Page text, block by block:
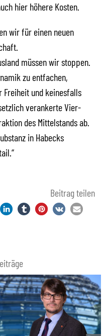
hier höhere Kosten.
wir für einen neuen
müssen wir stoppen.
zu entfachen,
Freiheit und keinesfalls
verankerte Vier-
des Mittelstands ab.
in Habecks
Beitrag teilen